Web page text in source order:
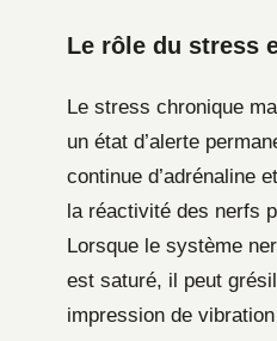
Le rôle du stress
Le stress chronique
un état d’alerte
continue d’adrénaline
la réactivité des nerfs
Lorsque le système
est saturé, il peut
impression de